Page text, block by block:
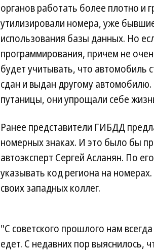
органов работать более плотно и
утилизировали номера, уже
использования базы данных. Но
программирования, причем не
будет учитывать, что автомобиль
сдан и выдан другому
путаницы, они упрощали себе
Ранее представители ГИБДД
номерных знаках. И это было бы
автоэксперт Сергей Асланян. По
указывать код региона на
своих западных коллег.
"С советского прошлого нам
едет. С недавних пор выяснилось,